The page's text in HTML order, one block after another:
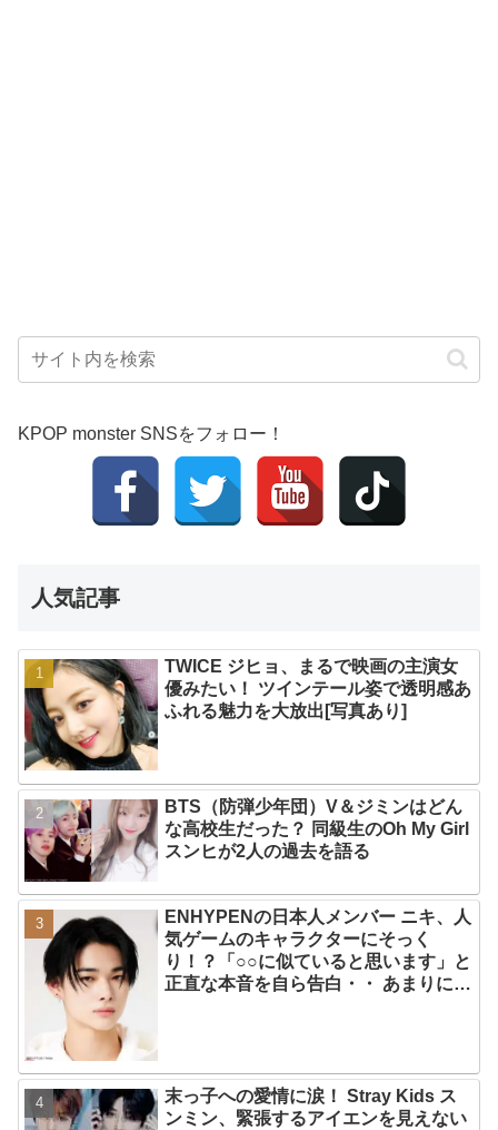
KPOP monster SNSをフォロー！
人気記事
TWICE ジヒョ、まるで映画の主演女
優みたい！ ツインテール姿で透明感あ
ふれる魅力を大放出[写真あり]
BTS（防弾少年団）V＆ジミンはどん
な高校生だった？ 同級生のOh My Girl
スンヒが2人の過去を語る
ENHYPENの日本人メンバー ニキ、人
気ゲームのキャラクターにそっく
り！？「○○に似ていると思います」と
正直な本音を自ら告白・・ あまりにも
末っ子への愛情に涙！ Stray Kids ス
ンミン、緊張するアイエンを見えない